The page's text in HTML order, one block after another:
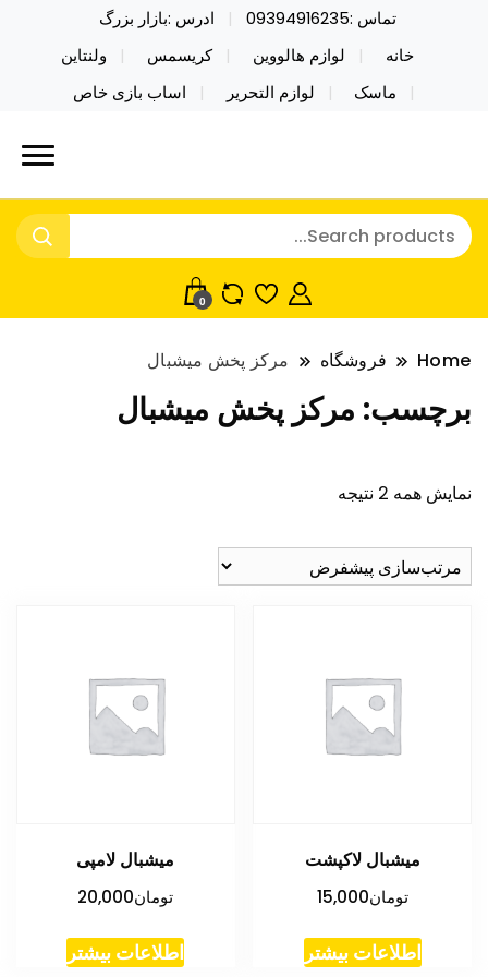
تماس :09394916235
ادرس :بازار بزرگ
خانه
لوازم هالووین کریسمس
ولنتاین
ماسک
لوازم التحریر اساب بازی خاص
نایکر توی فروش عمده لوازم هالووین
ولن تاین کادویی کریسمس اکسسوری
خرید محصولات خاص فیجت اسباب بازی تراول ماگ نایکر
توی فروش عمده لوازم هالووین ولن تاین کادویی
کریسمس اکسسوری ماسک در واردات مستقیم
0
Home فروشگاه مرکز پخش ميشبال
برچسب: مرکز پخش ميشبال
نمایش همه 2 نتیجه
میشبال لاکپشت
تومان15,000
اطلاعات بیشتر
میشبال لامپی
تومان20,000
اطلاعات بیشتر